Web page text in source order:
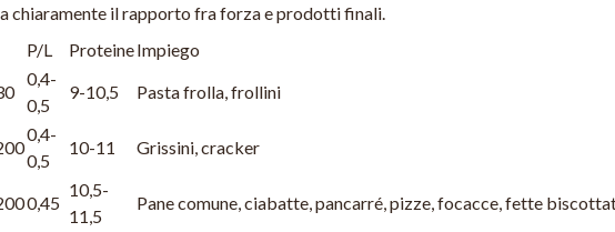
chiaramente il rapporto fra forza e prodotti finali.
P/L ProteineImpiego
0,4-
0,5
9-10,5 Pasta frolla, frollini
0,4-
0,5
10-11 Grissini, cracker
0,45
10,5-
11,5
Pane comune, ciabatte, pancarré, pizze, focacce, fette